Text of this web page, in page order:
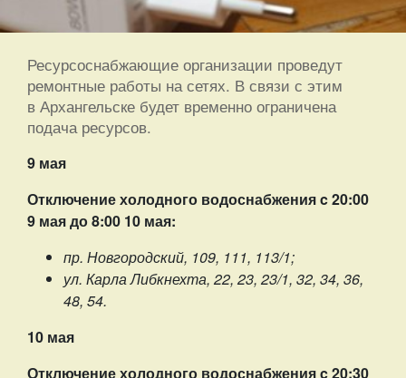
Ресурсоснабжающие организации проведут
ремонтные работы на сетях. В связи с этим
в Архангельске будет временно ограничена
подача ресурсов.
9 мая
Отключение холодного водоснабжения c 20:00
9 мая до 8:00 10 мая:
пр. Новгородский, 109, 111, 113/1;
ул. Карла Либкнехта, 22, 23, 23/1, 32, 34, 36,
48, 54.
10 мая
Отключение холодного водоснабжения c 20:30